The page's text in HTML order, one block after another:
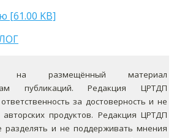
[61.00 KB]
на размещённый материал
публикаций. Редакция ЦРТДП
за достоверность и не
продуктов. Редакция ЦРТДП
и не поддерживать мнения